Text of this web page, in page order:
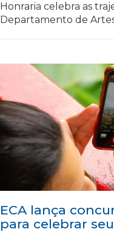
Honraria celebra as
Departamento de
ECA lança
para celebrar